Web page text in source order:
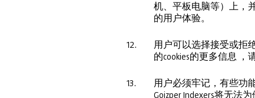
机、平板电脑等）上，
的用户体验。
12.
用户可以选择接受或拒
的cookies的更多信息 ，
13.
用户必须牢记，有些功
Goizper Indexers将无法